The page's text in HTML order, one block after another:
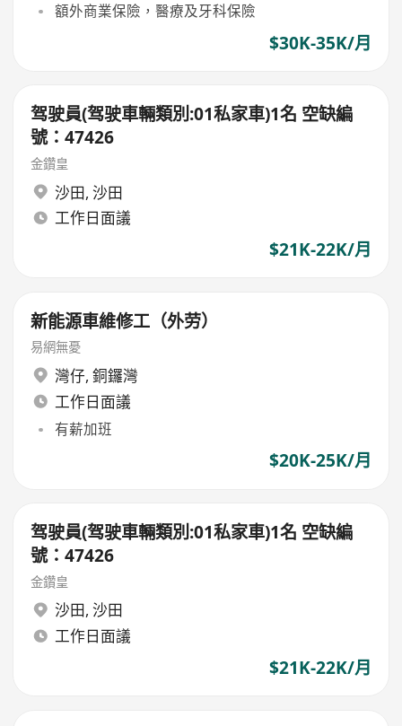
額外商業保險，醫療及牙科保險
$30K-35K/月
驾驶員(驾驶車輛類別:01私家車)1名 空缺編
號：47426
金鑽皇
沙田, 沙田
工作日面議
$21K-22K/月
新能源車維修工（外劳）
易網無憂
灣仔, 銅鑼灣
工作日面議
有薪加班
$20K-25K/月
驾驶員(驾驶車輛類別:01私家車)1名 空缺編
號：47426
金鑽皇
沙田, 沙田
工作日面議
$21K-22K/月